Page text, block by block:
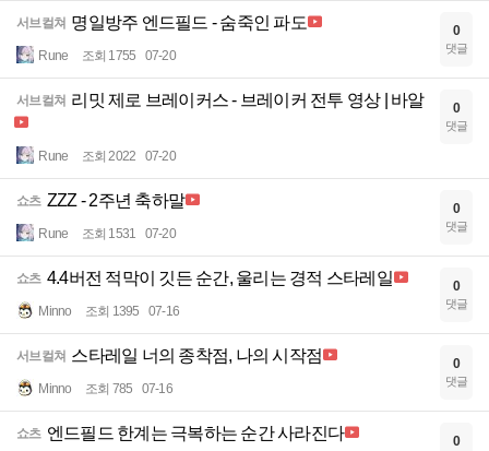
서브컬쳐 명일방주 엔드필드 - 숨죽인 파도
Rune 조회 1755 07-20
0
댓글
서브컬쳐 리밋 제로 브레이커스 - 브레이커 전투 영상 | 바알
Rune 조회 2022 07-20
0
댓글
쇼츠 ZZZ - 2주년 축하말
Rune 조회 1531 07-20
0
댓글
쇼츠 4.4버전 적막이 깃든 순간, 울리는 경적 스타레일
Minno 조회 1395 07-16
0
댓글
서브컬쳐 스타레일 너의 종착점, 나의 시작점
Minno 조회 785 07-16
0
댓글
쇼츠 엔드필드 한계는 극복하는 순간 사라진다 0